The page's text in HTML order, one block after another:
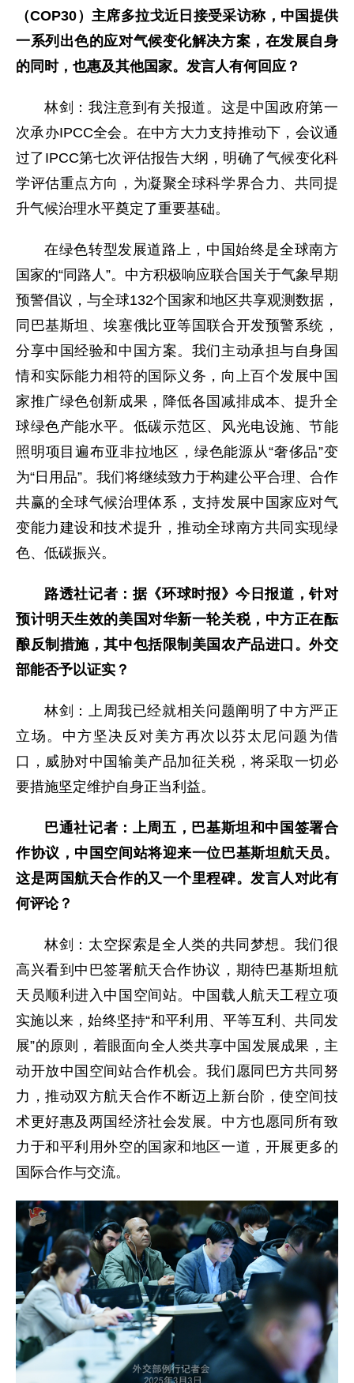
（COP30）主席多拉戈近日接受采访称，中国提供
一系列出色的应对气候变化解决方案，在发展自身
的同时，也惠及其他国家。发言人有何回应？
林剑：我注意到有关报道。这是中国政府第一
次承办IPCC全会。在中方大力支持推动下，会议通
过了IPCC第七次评估报告大纲，明确了气候变化科
学评估重点方向，为凝聚全球科学界合力、共同提
升气候治理水平奠定了重要基础。
在绿色转型发展道路上，中国始终是全球南方
国家的“同路人”。中方积极响应联合国关于气象早期
预警倡议，与全球132个国家和地区共享观测数据，
同巴基斯坦、埃塞俄比亚等国联合开发预警系统，
分享中国经验和中国方案。我们主动承担与自身国
情和实际能力相符的国际义务，向上百个发展中国
家推广绿色创新成果，降低各国减排成本、提升全
球绿色产能水平。低碳示范区、风光电设施、节能
照明项目遍布亚非拉地区，绿色能源从“奢侈品”变
为“日用品”。我们将继续致力于构建公平合理、合作
共赢的全球气候治理体系，支持发展中国家应对气
变能力建设和技术提升，推动全球南方共同实现绿
色、低碳振兴。
路透社记者：据《环球时报》今日报道，针对
预计明天生效的美国对华新一轮关税，中方正在酝
酿反制措施，其中包括限制美国农产品进口。外交
部能否予以证实？
林剑：上周我已经就相关问题阐明了中方严正
立场。中方坚决反对美方再次以芬太尼问题为借
口，威胁对中国输美产品加征关税，将采取一切必
要措施坚定维护自身正当利益。
巴通社记者：上周五，巴基斯坦和中国签署合
作协议，中国空间站将迎来一位巴基斯坦航天员。
这是两国航天合作的又一个里程碑。发言人对此有
何评论？
林剑：太空探索是全人类的共同梦想。我们很
高兴看到中巴签署航天合作协议，期待巴基斯坦航
天员顺利进入中国空间站。中国载人航天工程立项
实施以来，始终坚持“和平利用、平等互利、共同发
展”的原则，着眼面向全人类共享中国发展成果，主
动开放中国空间站合作机会。我们愿同巴方共同努
力，推动双方航天合作不断迈上新台阶，使空间技
术更好惠及两国经济社会发展。中方也愿同所有致
力于和平利用外空的国家和地区一道，开展更多的
国际合作与交流。